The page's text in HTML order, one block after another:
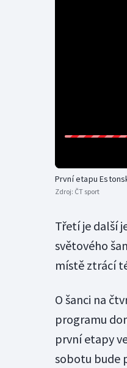
První etapu
Zdroj: ČT sport
Třetí je další
světového
místě ztrácí
O šanci na
programu
první etapy
sobotu bude